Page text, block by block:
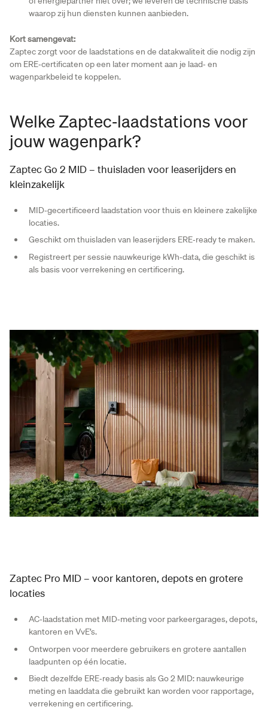
waarop zij hun diensten kunnen aanbieden.
Kort samengevat:
Zaptec zorgt voor de laadstations en de datakwaliteit die nodig zijn
om ERE‑certificaten op een later moment aan je laad‑ en
wagenparkbeleid te koppelen.
Welke Zaptec‑laadstations voor
jouw wagenpark?
Zaptec Go 2 MID – thuisladen voor leaserijders en
kleinzakelijk
MID‑gecertificeerd laadstation voor thuis en kleinere zakelijke
locaties.
Geschikt om thuisladen van leaserijders ERE‑ready te maken.
Registreert per sessie nauwkeurige kWh‑data, die geschikt is
als basis voor verrekening en certificering.
Zaptec Pro MID – voor kantoren, depots en grotere
locaties
AC‑laadstation met MID‑meting voor parkeergarages, depots,
kantoren en VvE’s.
Ontworpen voor meerdere gebruikers en grotere aantallen
laadpunten op één locatie.
Biedt dezelfde ERE‑ready basis als Go 2 MID: nauwkeurige
meting en laaddata die gebruikt kan worden voor rapportage,
verrekening en certificering.